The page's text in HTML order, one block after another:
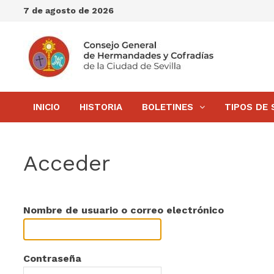
Saltar
contenido
7 de agosto de 2026
INICIO HISTORIA BOLETINES TIPOS DE
Acceder
Nombre de usuario o correo electrónico
Contraseña